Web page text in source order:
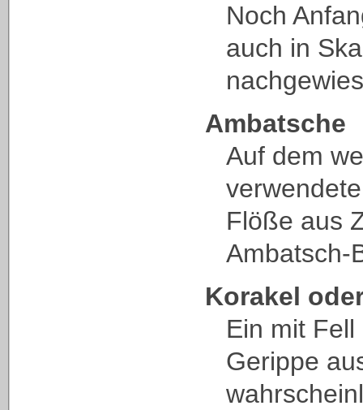
Noch
auch in
Ambatsche
Auf dem
Flöße aus
Ambatsch-
Korakel
Ein mit
Gerippe